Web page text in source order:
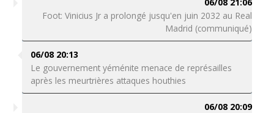
Foot: Vinicius Jr a prolongé jusqu'en juin 2032 au Real
Madrid (communiqué)
06/08 20:13
Le gouvernement yéménite menace de représailles
après les meurtrières attaques houthies
06/08 20:09